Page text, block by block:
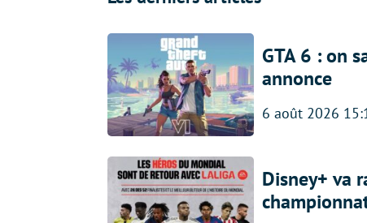
GTA 6 : on
annonce
6 août 2026
Disney+ va